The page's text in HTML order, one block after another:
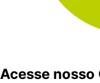
Acesse nosso